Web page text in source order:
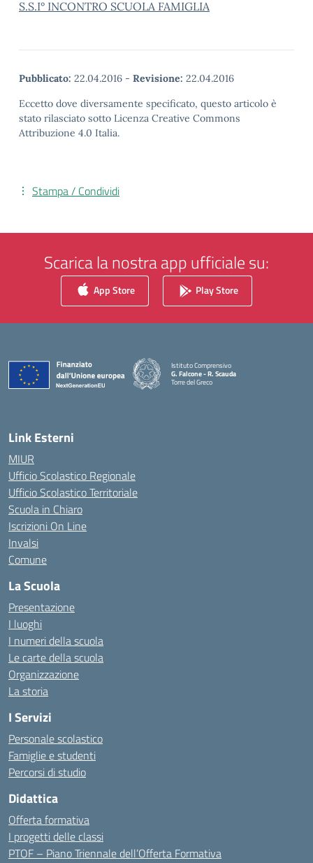
S.S.I° INCONTRO SCUOLA FAMIGLIA
Pubblicato: 22.04.2016 - Revisione: 22.04.2016
Eccetto dove diversamente specificato, questo articolo è
stato rilasciato sotto Licenza Creative Commons
Attribuzione 4.0 Italia.
Stampa / Condividi
Scarica la nostra app ufficiale su:
App Store Play Store
Istituto Comprensivo
G. Falcone - R. Scauda
Torre del Greco
Link Esterni
MIUR
Ufficio Scolastico Regionale
Ufficio Scolastico Territoriale
Scuola in Chiaro
Iscrizioni On Line
Invalsi
Comune
La Scuola
Presentazione
I luoghi
I numeri della scuola
Le carte della scuola
Organizzazione
La storia
I Servizi
Personale scolastico
Famiglie e studenti
Percorsi di studio
Didattica
Offerta formativa
I progetti delle classi
PTOF – Piano Triennale dell’Offerta Formativa